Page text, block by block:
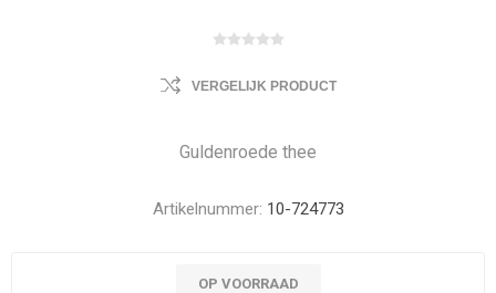
VERGELIJK PRODUCT
Guldenroede thee
Artikelnummer: 10-724773
OP VOORRAAD